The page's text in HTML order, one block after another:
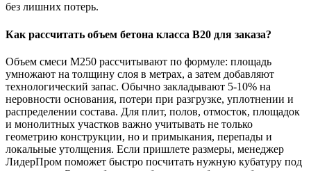
без лишних потерь.
Как рассчитать объем бетона класса B20 для заказа?
Объем смеси М250 рассчитывают по формуле: площадь
умножают на толщину слоя в метрах, а затем добавляют
технологический запас. Обычно закладывают 5-10% на
неровности основания, потери при разгрузке, уплотнении и
распределении состава. Для плит, полов, отмосток, площадок
и монолитных участков важно учитывать не только
геометрию конструкции, но и примыкания, перепады и
локальные утолщения. Если пришлете размеры, менеджер
ЛидерПром поможет быстро посчитать нужную кубатуру под